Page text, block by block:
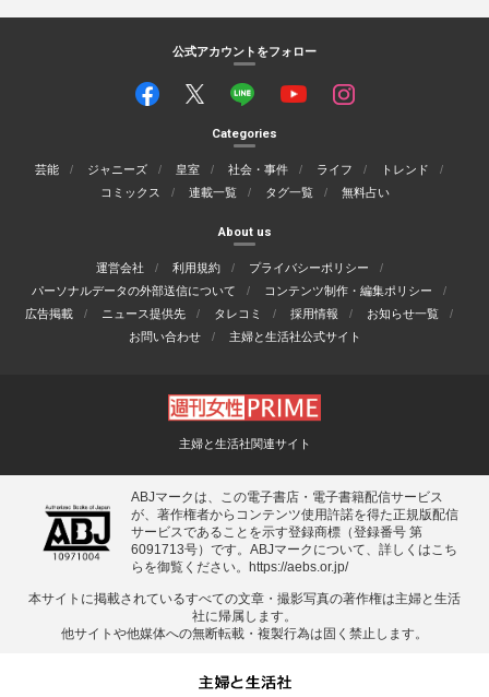
公式アカウントをフォロー
Categories
芸能 ジャニーズ 皇室 社会・事件 ライフ
トレンド
コミックス
連載一覧 タグ一覧 無料占い
About us
運営会社 利用規約
プライバシーポリシー
パーソナルデータの外部送信について
コンテンツ制作・編集ポリシー
広告掲載
ニュース提供先 タレコミ 採用情報
お知らせ一覧
お問い合わせ
主婦と生活社公式サイト
主婦と生活社関連サイト
ABJマークは、この電子書店・電子書籍配信サービス
が、著作権者からコンテンツ使用許諾を得た正規版配信
サービスであることを示す登録商標（登録番号 第
6091713号）です。ABJマークについて、詳しくはこち
らを御覧ください。
https://aebs.or.jp/
本サイトに掲載されているすべての⽂章・撮影写真の著作権は主婦と⽣活
社に帰属します。
他サイトや他媒体への無断転載・複製⾏為は固く禁⽌します。